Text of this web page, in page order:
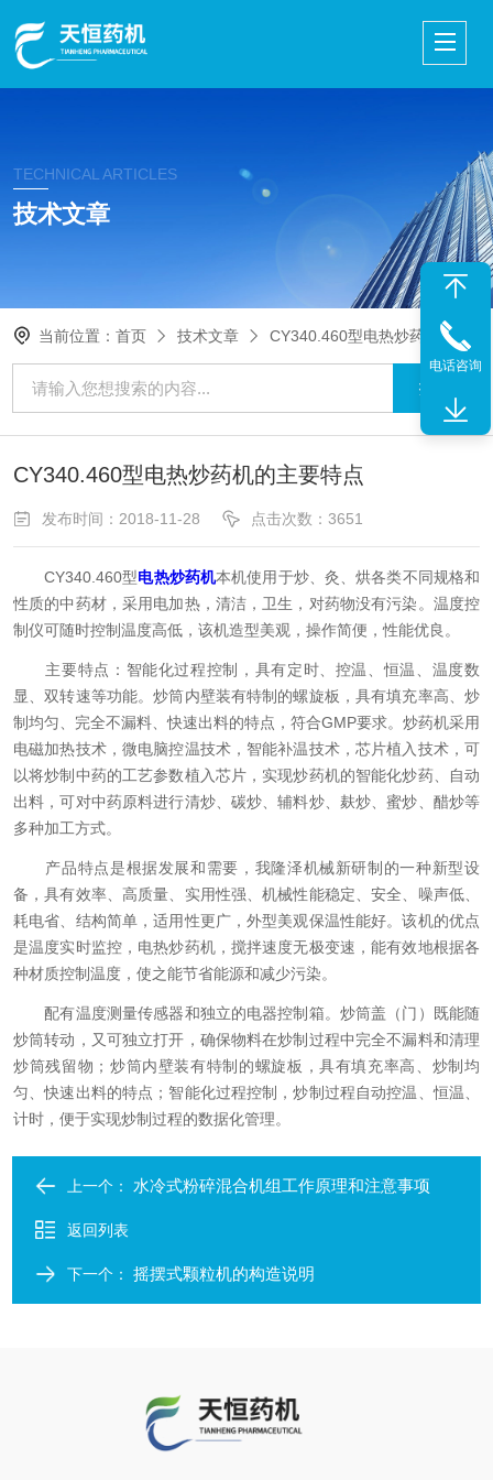
TECHNICAL ARTICLES
技术文章
当前位置：首页 技术文章 CY340.460型电热炒药机的主要特点
CY340.460型电热炒药机的主要特点
发布时间：2018-11-28 点击次数：3651
CY340.460型电热炒药机本机使用于炒、灸、烘各类不同规格和
性质的中药材，采用电加热，清洁，卫生，对药物没有污染。温度控
制仪可随时控制温度高低，该机造型美观，操作简便，性能优良。
主要特点：智能化过程控制，具有定时、控温、恒温、温度数
显、双转速等功能。炒筒内壁装有特制的螺旋板，具有填充率高、炒
制均匀、完全不漏料、快速出料的特点，符合GMP要求。炒药机采用
电磁加热技术，微电脑控温技术，智能补温技术，芯片植入技术，可
以将炒制中药的工艺参数植入芯片，实现炒药机的智能化炒药、自动
出料，可对中药原料进行清炒、碳炒、辅料炒、麸炒、蜜炒、醋炒等
多种加工方式。
产品特点是根据发展和需要，我隆泽机械新研制的一种新型设
备，具有效率、高质量、实用性强、机械性能稳定、安全、噪声低、
耗电省、结构简单，适用性更广，外型美观保温性能好。该机的优点
是温度实时监控，电热炒药机，搅拌速度无极变速，能有效地根据各
种材质控制温度，使之能节省能源和减少污染。
配有温度测量传感器和独立的电器控制箱。炒筒盖（门）既能随
炒筒转动，又可独立打开，确保物料在炒制过程中完全不漏料和清理
炒筒残留物；炒筒内壁装有特制的螺旋板，具有填充率高、炒制均
匀、快速出料的特点；智能化过程控制，炒制过程自动控温、恒温、
计时，便于实现炒制过程的数据化管理。
上一个： 水冷式粉碎混合机组工作原理和注意事项
返回列表
下一个：摇摆式颗粒机的构造说明
电话咨询